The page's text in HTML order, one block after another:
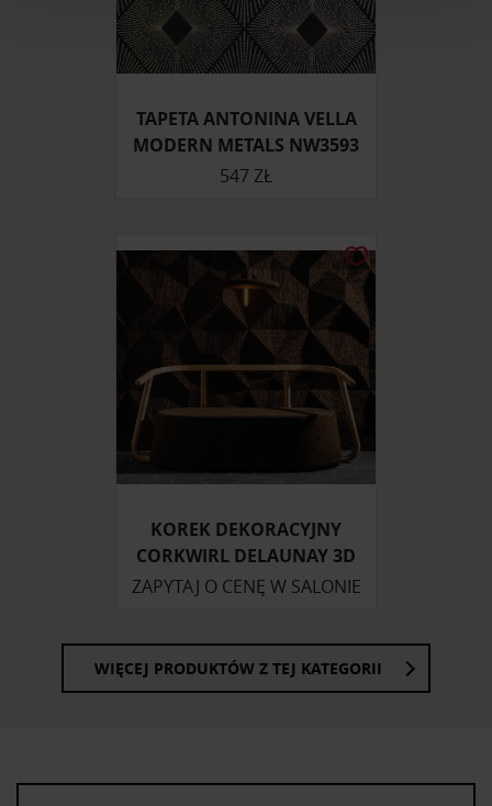
i reklam, aby oferować funkcje społecznościowe i
analizować ruch w naszej witrynie. Informacje o tym, jak
korzystasz z naszej witryny, udostępniamy partnerom
Partnerzy mogą połączyć te informacje z innymi danymi
otrzymanymi od Ciebie lub uzyskanymi podczas
TAPETA ANTONINA VELLA
MODERN METALS NW3593
547 ZŁ
KOREK DEKORACYJNY
CORKWIRL DELAUNAY 3D
ZAPYTAJ O CENĘ W SALONIE
WIĘCEJ PRODUKTÓW Z TEJ KATEGORII